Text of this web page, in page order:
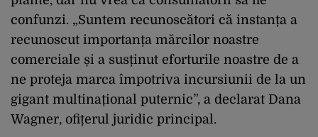
confunzi. „Suntem recunoscători că instanța a
recunoscut importanța mărcilor noastre
comerciale și a susținut eforturile noastre de a
ne proteja marca împotriva incursiunii de la un
gigant multinațional puternic”, a declarat Dana
Wagner, ofițerul juridic principal.